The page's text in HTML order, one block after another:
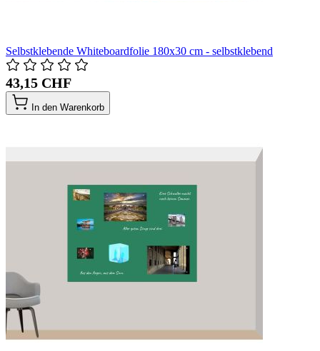
Selbstklebende Whiteboardfolie 180x30 cm - selbstklebend
43,15 CHF
In den Warenkorb